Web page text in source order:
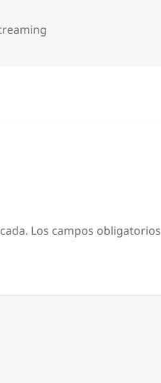
Los campos obligatorios